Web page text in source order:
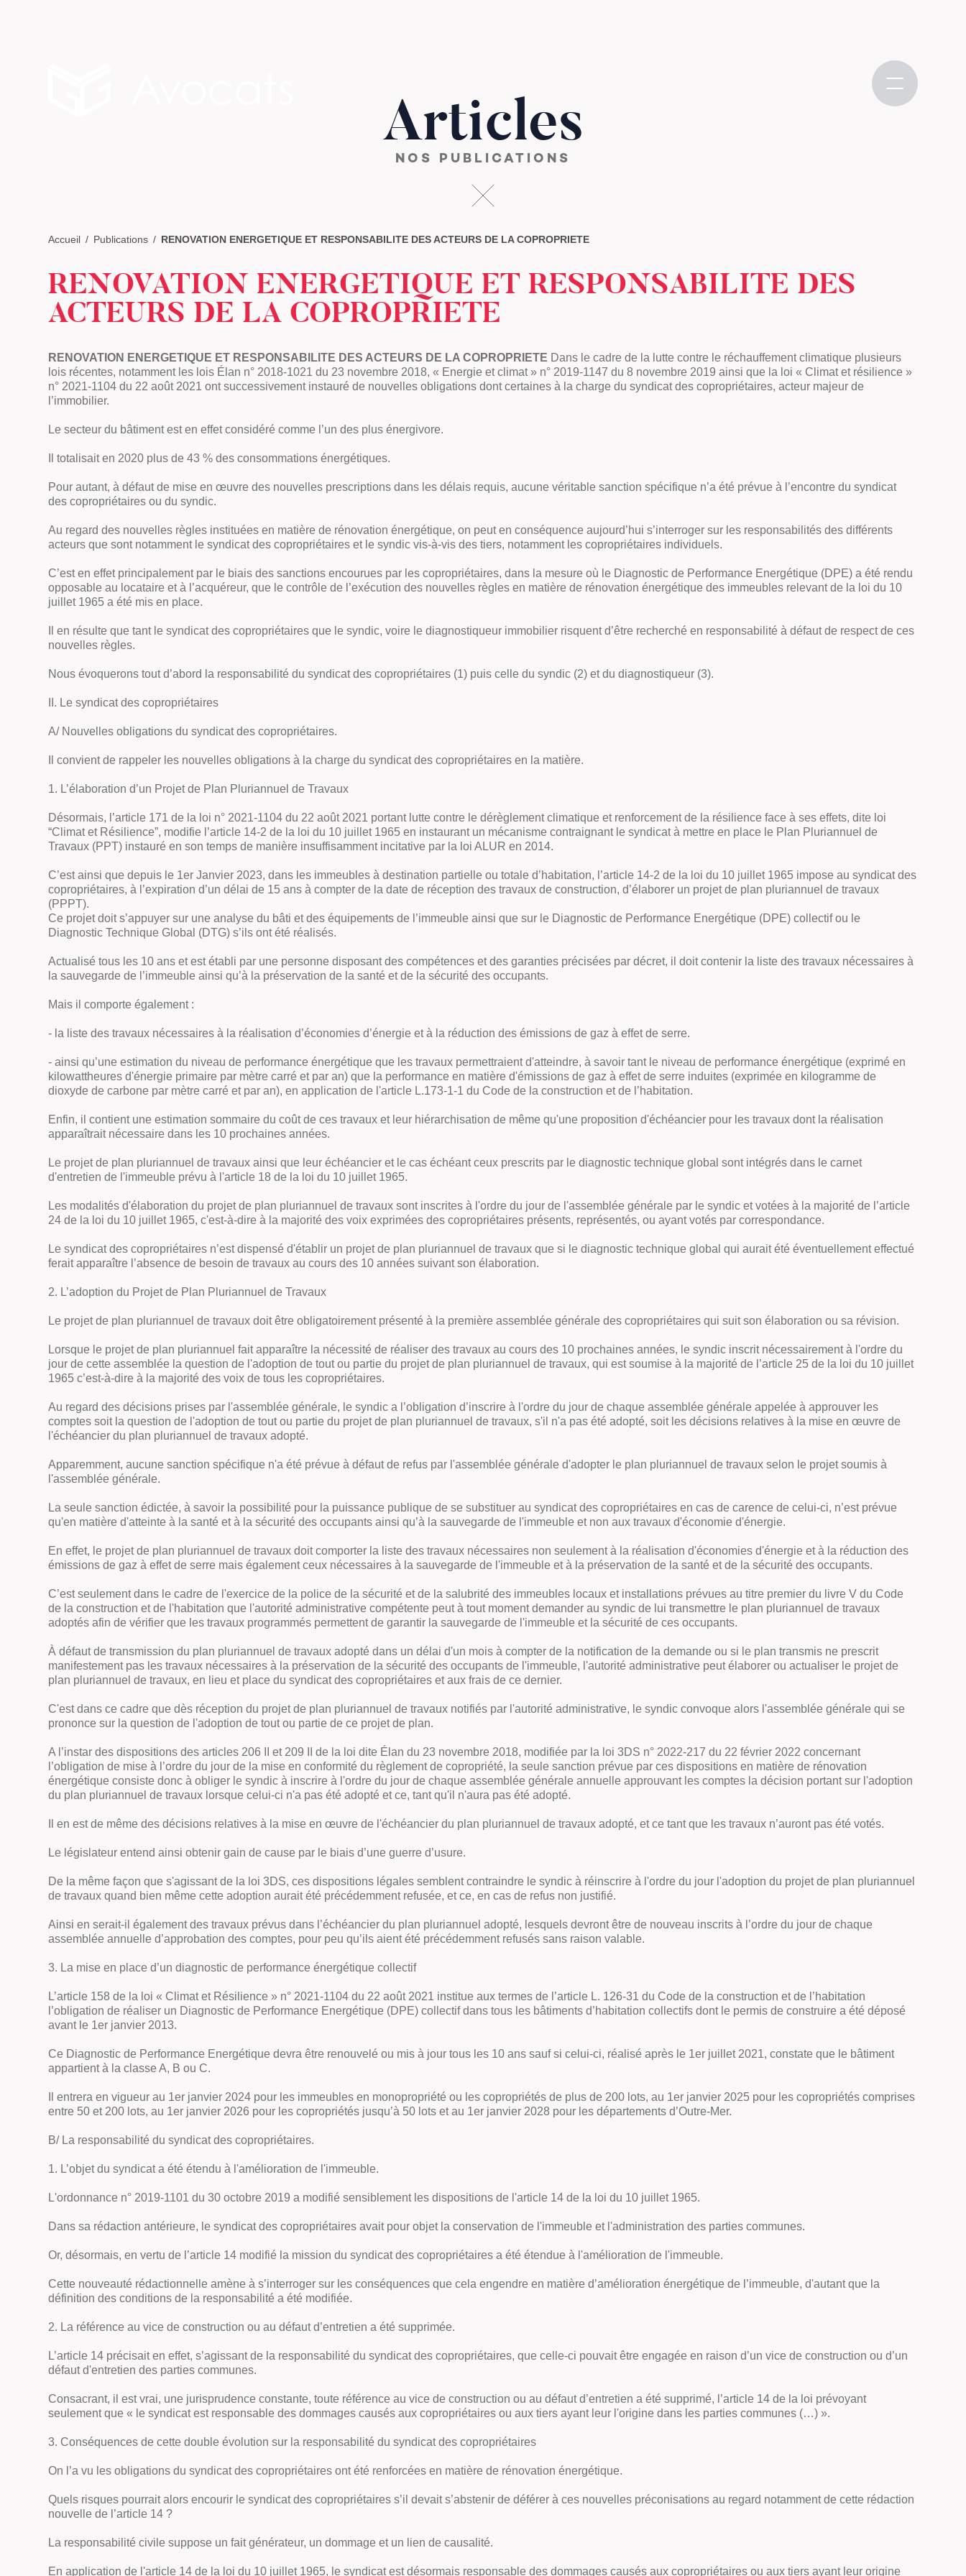
Articles
NOS PUBLICATIONS
Accueil Publications RENOVATION ENERGETIQUE ET RESPONSABILITE DES ACTEURS DE LA COPROPRIETE
RENOVATION ENERGETIQUE ET RESPONSABILITE DES
ACTEURS DE LA COPROPRIETE
RENOVATION ENERGETIQUE ET RESPONSABILITE DES ACTEURS DE LA COPROPRIETE Dans le cadre de la lutte contre le réchauffement climatique plusieurs
lois récentes, notamment les lois Élan n° 2018-1021 du 23 novembre 2018, « Energie et climat » n° 2019-1147 du 8 novembre 2019 ainsi que la loi « Climat et résilience »
n° 2021-1104 du 22 août 2021 ont successivement instauré de nouvelles obligations dont certaines à la charge du syndicat des copropriétaires, acteur majeur de
l’immobilier.
Le secteur du bâtiment est en effet considéré comme l’un des plus énergivore.
Il totalisait en 2020 plus de 43 % des consommations énergétiques.
Pour autant, à défaut de mise en œuvre des nouvelles prescriptions dans les délais requis, aucune véritable sanction spécifique n’a été prévue à l’encontre du syndicat
des copropriétaires ou du syndic.
Au regard des nouvelles règles instituées en matière de rénovation énergétique, on peut en conséquence aujourd’hui s’interroger sur les responsabilités des différents
acteurs que sont notamment le syndicat des copropriétaires et le syndic vis-à-vis des tiers, notamment les copropriétaires individuels.
C’est en effet principalement par le biais des sanctions encourues par les copropriétaires, dans la mesure où le Diagnostic de Performance Energétique (DPE) a été rendu
opposable au locataire et à l’acquéreur, que le contrôle de l’exécution des nouvelles règles en matière de rénovation énergétique des immeubles relevant de la loi du 10
juillet 1965 a été mis en place.
Il en résulte que tant le syndicat des copropriétaires que le syndic, voire le diagnostiqueur immobilier risquent d’être recherché en responsabilité à défaut de respect de ces
nouvelles règles.
Nous évoquerons tout d’abord la responsabilité du syndicat des copropriétaires (1) puis celle du syndic (2) et du diagnostiqueur (3).
II. Le syndicat des copropriétaires
A/ Nouvelles obligations du syndicat des copropriétaires.
Il convient de rappeler les nouvelles obligations à la charge du syndicat des copropriétaires en la matière.
1. L’élaboration d’un Projet de Plan Pluriannuel de Travaux
Désormais, l’article 171 de la loi n° 2021-1104 du 22 août 2021 portant lutte contre le dérèglement climatique et renforcement de la résilience face à ses effets, dite loi
“Climat et Résilience”, modifie l’article 14-2 de la loi du 10 juillet 1965 en instaurant un mécanisme contraignant le syndicat à mettre en place le Plan Pluriannuel de
Travaux (PPT) instauré en son temps de manière insuffisamment incitative par la loi ALUR en 2014.
C’est ainsi que depuis le 1er Janvier 2023, dans les immeubles à destination partielle ou totale d’habitation, l’article 14-2 de la loi du 10 juillet 1965 impose au syndicat des
copropriétaires, à l’expiration d’un délai de 15 ans à compter de la date de réception des travaux de construction, d’élaborer un projet de plan pluriannuel de travaux
(PPPT).
Ce projet doit s’appuyer sur une analyse du bâti et des équipements de l’immeuble ainsi que sur le Diagnostic de Performance Energétique (DPE) collectif ou le
Diagnostic Technique Global (DTG) s’ils ont été réalisés.
Actualisé tous les 10 ans et est établi par une personne disposant des compétences et des garanties précisées par décret, il doit contenir la liste des travaux nécessaires à
la sauvegarde de l’immeuble ainsi qu’à la préservation de la santé et de la sécurité des occupants.
Mais il comporte également :
- la liste des travaux nécessaires à la réalisation d’économies d’énergie et à la réduction des émissions de gaz à effet de serre.
- ainsi qu’une estimation du niveau de performance énergétique que les travaux permettraient d'atteindre, à savoir tant le niveau de performance énergétique (exprimé en
kilowattheures d'énergie primaire par mètre carré et par an) que la performance en matière d'émissions de gaz à effet de serre induites (exprimée en kilogramme de
dioxyde de carbone par mètre carré et par an), en application de l'article L.173-1-1 du Code de la construction et de l’habitation.
Enfin, il contient une estimation sommaire du coût de ces travaux et leur hiérarchisation de même qu'une proposition d'échéancier pour les travaux dont la réalisation
apparaîtrait nécessaire dans les 10 prochaines années.
Le projet de plan pluriannuel de travaux ainsi que leur échéancier et le cas échéant ceux prescrits par le diagnostic technique global sont intégrés dans le carnet
d'entretien de l'immeuble prévu à l'article 18 de la loi du 10 juillet 1965.
Les modalités d'élaboration du projet de plan pluriannuel de travaux sont inscrites à l'ordre du jour de l'assemblée générale par le syndic et votées à la majorité de l’article
24 de la loi du 10 juillet 1965, c'est-à-dire à la majorité des voix exprimées des copropriétaires présents, représentés, ou ayant votés par correspondance.
Le syndicat des copropriétaires n’est dispensé d'établir un projet de plan pluriannuel de travaux que si le diagnostic technique global qui aurait été éventuellement effectué
ferait apparaître l’absence de besoin de travaux au cours des 10 années suivant son élaboration.
2. L’adoption du Projet de Plan Pluriannuel de Travaux
Le projet de plan pluriannuel de travaux doit être obligatoirement présenté à la première assemblée générale des copropriétaires qui suit son élaboration ou sa révision.
Lorsque le projet de plan pluriannuel fait apparaître la nécessité de réaliser des travaux au cours des 10 prochaines années, le syndic inscrit nécessairement à l'ordre du
jour de cette assemblée la question de l'adoption de tout ou partie du projet de plan pluriannuel de travaux, qui est soumise à la majorité de l’article 25 de la loi du 10 juillet
1965 c’est-à-dire à la majorité des voix de tous les copropriétaires.
Au regard des décisions prises par l'assemblée générale, le syndic a l’obligation d’inscrire à l'ordre du jour de chaque assemblée générale appelée à approuver les
comptes soit la question de l'adoption de tout ou partie du projet de plan pluriannuel de travaux, s'il n'a pas été adopté, soit les décisions relatives à la mise en œuvre de
l'échéancier du plan pluriannuel de travaux adopté.
Apparemment, aucune sanction spécifique n'a été prévue à défaut de refus par l'assemblée générale d'adopter le plan pluriannuel de travaux selon le projet soumis à
l'assemblée générale.
La seule sanction édictée, à savoir la possibilité pour la puissance publique de se substituer au syndicat des copropriétaires en cas de carence de celui-ci, n’est prévue
qu'en matière d'atteinte à la santé et à la sécurité des occupants ainsi qu’à la sauvegarde de l'immeuble et non aux travaux d'économie d'énergie.
En effet, le projet de plan pluriannuel de travaux doit comporter la liste des travaux nécessaires non seulement à la réalisation d'économies d'énergie et à la réduction des
émissions de gaz à effet de serre mais également ceux nécessaires à la sauvegarde de l'immeuble et à la préservation de la santé et de la sécurité des occupants.
C’est seulement dans le cadre de l'exercice de la police de la sécurité et de la salubrité des immeubles locaux et installations prévues au titre premier du livre V du Code
de la construction et de l'habitation que l'autorité administrative compétente peut à tout moment demander au syndic de lui transmettre le plan pluriannuel de travaux
adoptés afin de vérifier que les travaux programmés permettent de garantir la sauvegarde de l'immeuble et la sécurité de ces occupants.
À défaut de transmission du plan pluriannuel de travaux adopté dans un délai d'un mois à compter de la notification de la demande ou si le plan transmis ne prescrit
manifestement pas les travaux nécessaires à la préservation de la sécurité des occupants de l'immeuble, l'autorité administrative peut élaborer ou actualiser le projet de
plan pluriannuel de travaux, en lieu et place du syndicat des copropriétaires et aux frais de ce dernier.
C'est dans ce cadre que dès réception du projet de plan pluriannuel de travaux notifiés par l'autorité administrative, le syndic convoque alors l'assemblée générale qui se
prononce sur la question de l'adoption de tout ou partie de ce projet de plan.
A l’instar des dispositions des articles 206 II et 209 II de la loi dite Élan du 23 novembre 2018, modifiée par la loi 3DS n° 2022-217 du 22 février 2022 concernant
l’obligation de mise à l’ordre du jour de la mise en conformité du règlement de copropriété, la seule sanction prévue par ces dispositions en matière de rénovation
énergétique consiste donc à obliger le syndic à inscrire à l'ordre du jour de chaque assemblée générale annuelle approuvant les comptes la décision portant sur l'adoption
du plan pluriannuel de travaux lorsque celui-ci n'a pas été adopté et ce, tant qu'il n'aura pas été adopté.
Il en est de même des décisions relatives à la mise en œuvre de l'échéancier du plan pluriannuel de travaux adopté, et ce tant que les travaux n’auront pas été votés.
Le législateur entend ainsi obtenir gain de cause par le biais d’une guerre d’usure.
De la même façon que s'agissant de la loi 3DS, ces dispositions légales semblent contraindre le syndic à réinscrire à l'ordre du jour l'adoption du projet de plan pluriannuel
de travaux quand bien même cette adoption aurait été précédemment refusée, et ce, en cas de refus non justifié.
Ainsi en serait-il également des travaux prévus dans l’échéancier du plan pluriannuel adopté, lesquels devront être de nouveau inscrits à l’ordre du jour de chaque
assemblée annuelle d’approbation des comptes, pour peu qu’ils aient été précédemment refusés sans raison valable.
3. La mise en place d’un diagnostic de performance énergétique collectif
L’article 158 de la loi « Climat et Résilience » n° 2021-1104 du 22 août 2021 institue aux termes de l’article L. 126-31 du Code de la construction et de l’habitation
l’obligation de réaliser un Diagnostic de Performance Energétique (DPE) collectif dans tous les bâtiments d’habitation collectifs dont le permis de construire a été déposé
avant le 1er janvier 2013.
Ce Diagnostic de Performance Energétique devra être renouvelé ou mis à jour tous les 10 ans sauf si celui-ci, réalisé après le 1er juillet 2021, constate que le bâtiment
appartient à la classe A, B ou C.
Il entrera en vigueur au 1er janvier 2024 pour les immeubles en monopropriété ou les copropriétés de plus de 200 lots, au 1er janvier 2025 pour les copropriétés comprises
entre 50 et 200 lots, au 1er janvier 2026 pour les copropriétés jusqu’à 50 lots et au 1er janvier 2028 pour les départements d’Outre-Mer.
B/ La responsabilité du syndicat des copropriétaires.
1. L’objet du syndicat a été étendu à l'amélioration de l'immeuble.
L'ordonnance n° 2019-1101 du 30 octobre 2019 a modifié sensiblement les dispositions de l'article 14 de la loi du 10 juillet 1965.
Dans sa rédaction antérieure, le syndicat des copropriétaires avait pour objet la conservation de l'immeuble et l'administration des parties communes.
Or, désormais, en vertu de l’article 14 modifié la mission du syndicat des copropriétaires a été étendue à l'amélioration de l'immeuble.
Cette nouveauté rédactionnelle amène à s’interroger sur les conséquences que cela engendre en matière d’amélioration énergétique de l’immeuble, d'autant que la
définition des conditions de la responsabilité a été modifiée.
2. La référence au vice de construction ou au défaut d’entretien a été supprimée.
L’article 14 précisait en effet, s’agissant de la responsabilité du syndicat des copropriétaires, que celle-ci pouvait être engagée en raison d’un vice de construction ou d’un
défaut d'entretien des parties communes.
Consacrant, il est vrai, une jurisprudence constante, toute référence au vice de construction ou au défaut d’entretien a été supprimé, l’article 14 de la loi prévoyant
seulement que « le syndicat est responsable des dommages causés aux copropriétaires ou aux tiers ayant leur l'origine dans les parties communes (…) ».
3. Conséquences de cette double évolution sur la responsabilité du syndicat des copropriétaires
On l’a vu les obligations du syndicat des copropriétaires ont été renforcées en matière de rénovation énergétique.
Quels risques pourrait alors encourir le syndicat des copropriétaires s’il devait s’abstenir de déférer à ces nouvelles préconisations au regard notamment de cette rédaction
nouvelle de l’article 14 ?
La responsabilité civile suppose un fait générateur, un dommage et un lien de causalité.
En application de l'article 14 de la loi du 10 juillet 1965, le syndicat est désormais responsable des dommages causés aux copropriétaires ou aux tiers ayant leur origine